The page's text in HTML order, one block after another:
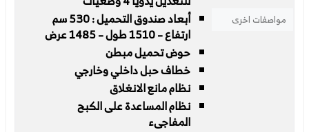
مواصفات اخرى
أبعاد صندوق التحميل : 530 سم
ارتفاع – 1510 طول – 1485 عرض
حوض تحميل مبطن
خطاف حبل داخلي وخارجي
نظام مانع الانغلاق
نظام المساعدة على الكبح
المفاجىء